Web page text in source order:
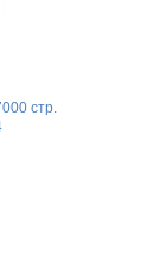
стр.